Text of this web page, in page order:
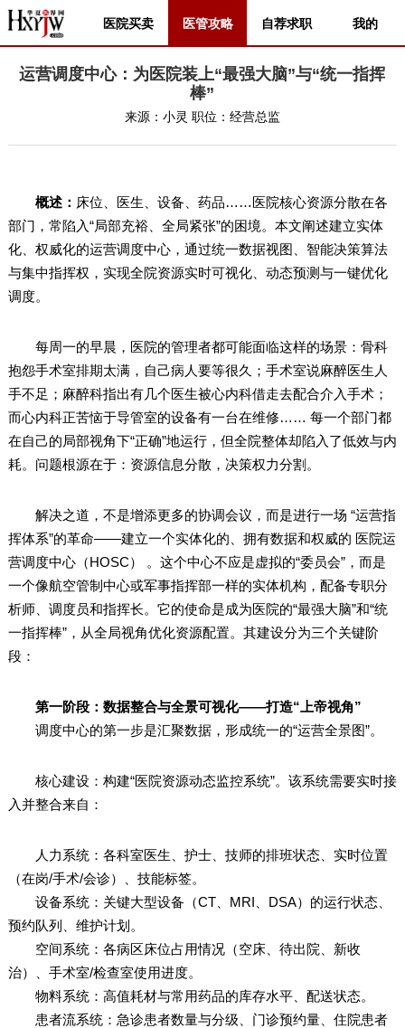
医院买卖 医管攻略 自荐求职 我的
运营调度中心：为医院装上“最强大脑”与“统一指挥
棒”
来源： 小灵 职位： 经营总监
概述： 床位、医生、设备、药品……医院核心资源分散在各
部门，常陷入“局部充裕、全局紧张”的困境。本文阐述建立实体
化、权威化的运营调度中心，通过统一数据视图、智能决策算法
与集中指挥权，实现全院资源实时可视化、动态预测与一键优化
调度。
每周一的早晨，医院的管理者都可能面临这样的场景：骨科
抱怨手术室排期太满，自己病人要等很久；手术室说麻醉医生人
手不足；麻醉科指出有几个医生被心内科借走去配合介入手术；
而心内科正苦恼于导管室的设备有一台在维修…… 每一个部门都
在自己的局部视角下“正确”地运行，但全院整体却陷入了低效与内
耗。问题根源在于：资源信息分散，决策权力分割。
解决之道，不是增添更多的协调会议，而是进行一场 “运营指
挥体系”的革命——建立一个实体化的、拥有数据和权威的 医院运
营调度中心（HOSC） 。这个中心不应是虚拟的“委员会”，而是
一个像航空管制中心或军事指挥部一样的实体机构，配备专职分
析师、调度员和指挥长。它的使命是成为医院的“最强大脑”和“统
一指挥棒”，从全局视角优化资源配置。其建设分为三个关键阶
段：
第一阶段：数据整合与全景可视化——打造“上帝视角”
调度中心的第一步是汇聚数据，形成统一的“运营全景图”。
核心建设：构建“医院资源动态监控系统”。该系统需要实时接
入并整合来自：
人力系统：各科室医生、护士、技师的排班状态、实时位置
（在岗/手术/会诊）、技能标签。
设备系统：关键大型设备（CT、MRI、DSA）的运行状态、
预约队列、维护计划。
空间系统：各病区床位占用情况（空床、待出院、新收
治）、手术室/检查室使用进度。
物料系统：高值耗材与常用药品的库存水平、配送状态。
患者流系统：急诊患者数量与分级、门诊预约量、住院患者